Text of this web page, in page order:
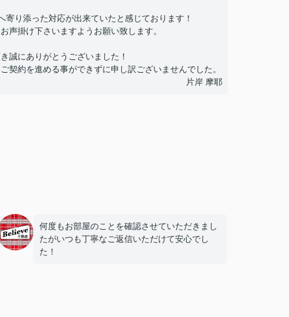
り添った対応が出来ていたと感じております！
声掛け下さいますようお願い致します。
誠にありがとうございました！
契約を進める事ができずに申し訳ございませんでした。
片岸 摩耶
何度もお部屋のことを確認させていただきまし
たがいつも丁寧なご返信いただけて安心でし
た！